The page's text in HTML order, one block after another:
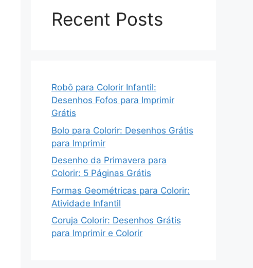
Recent Posts
Robô para Colorir Infantil:
Desenhos Fofos para Imprimir
Grátis
Bolo para Colorir: Desenhos Grátis
para Imprimir
Desenho da Primavera para
Colorir: 5 Páginas Grátis
Formas Geométricas para Colorir:
Atividade Infantil
Coruja Colorir: Desenhos Grátis
para Imprimir e Colorir